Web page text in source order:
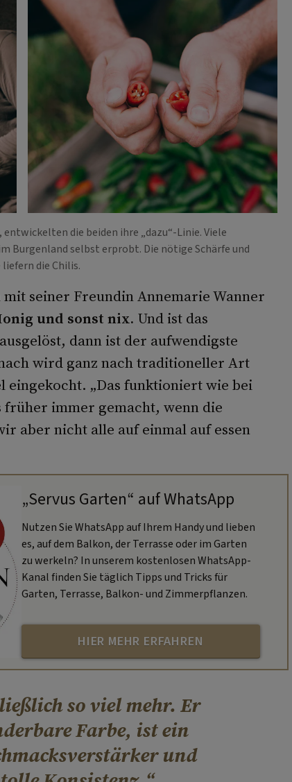
die beiden ihre „dazu“-Linie. Viele
Burgenland selbst erprobt. Die nötige Schärfe und
liefern die Chilis.
seiner Freundin Annemarie Wanner
und sonst nix. Und ist das
dann ist der aufwendigste
wird ganz nach traditioneller Art
eingekocht. „Das funktioniert wie bei
immer gemacht, wenn die
aber nicht alle auf einmal auf­ essen
„Servus Garten“ auf WhatsApp
Nutzen Sie WhatsApp auf Ihrem Handy und lieben
es, auf dem Balkon, der Terrasse oder im Garten
zu werkeln? In unserem kostenlosen WhatsApp-
Kanal finden Sie täglich Tipps und Tricks für
Garten, Terrasse, Balkon- und Zimmerpflanzen.
HIER MEHR ERFAHREN
so viel mehr. Er
Farbe, ist ein
und